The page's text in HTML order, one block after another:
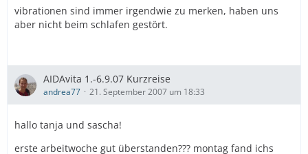
vibrationen sind immer irgendwie zu merken, haben uns
aber nicht beim schlafen gestört.
AIDAvita 1.-6.9.07 Kurzreise
andrea77 21. September 2007 um 18:33
hallo tanja und sascha!
erste arbeitwoche gut überstanden??? montag fand ichs